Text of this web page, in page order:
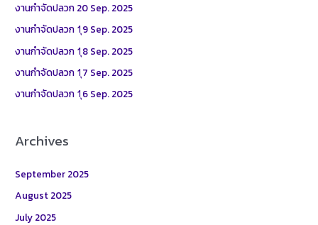
h
:
งานกำจัดปลวก 20 Sep. 2025
งานกำจัดปลวก 1ุ9 Sep. 2025
งานกำจัดปลวก 1ุ8 Sep. 2025
งานกำจัดปลวก 1ุ7 Sep. 2025
งานกำจัดปลวก 1ุ6 Sep. 2025
Archives
September 2025
August 2025
July 2025